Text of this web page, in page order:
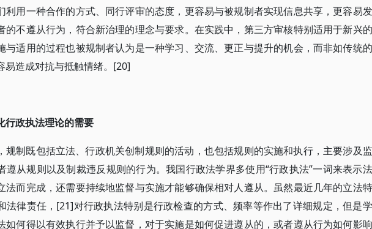
利用一种合作的方式、同行评审的态度，更容易与被规制者实现信息共享，更容易
的不遵从行为，符合新治理的理念与要求。在实践中，第三方审核特别适用于新兴
与适用的过程也被规制者认为是一种学习、交流、更正与提升的机会，而非如传统
易造成对抗与抵触情绪。[20]
行政执法理论的需要
规制既包括立法、行政机关创制规则的活动，也包括规则的实施和执行，主要涉及
遵从规则以及制裁违反规则的行为。我国行政法学界多使用“行政执法”一词来表示
法而完成，还需要持续地监督与实施才能够确保相对人遵从。虽然最近几年的立法
法律责任，[21]对行政执法特别是行政检查的方式、频率等作出了详细规定，但是
如何得以有效执行并予以监督，对于实施是如何促进遵从的，或者遵从行为如何影